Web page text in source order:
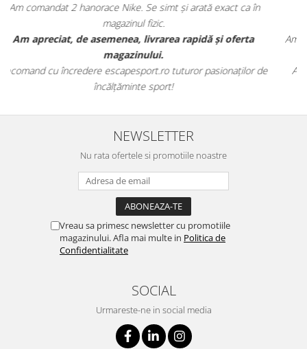
ca în
oferta
de
Sunt foarte mulțumita de achiziția mea de pe
escapesport.ro!
Am comandat o pereche de sneakers Jordan și sunt
fericita cu modul in care mi se potrivesc.
Aceștia au toate caracteristicile specifice mărcii, iar
este excelentă.
NEWSLETTER
Nu rata ofertele si promotiile noastre
Vreau sa primesc newsletter cu promotiile
magazinului. Afla mai multe in Politica de
Confidentialitate
SOCIAL
Urmareste-ne in social media